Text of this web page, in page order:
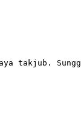
takjub.